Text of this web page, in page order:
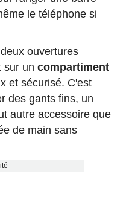
le téléphone si
ouvertures
sur un compartiment
et sécurisé. C'est
des gants fins, un
autre accessoire que
de main sans